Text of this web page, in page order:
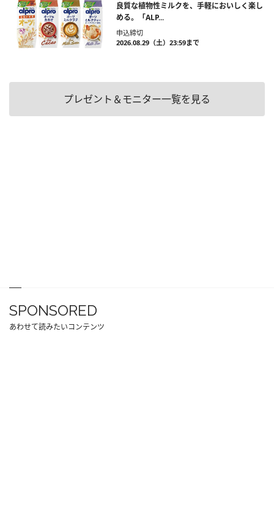
良質な植物性ミルクを、手軽においしく楽し
める。「ALP...
申込締切
2026.08.29（土）23:59まで
プレゼント＆モニター一覧を見る
SPONSORED
あわせて読みたいコンテンツ